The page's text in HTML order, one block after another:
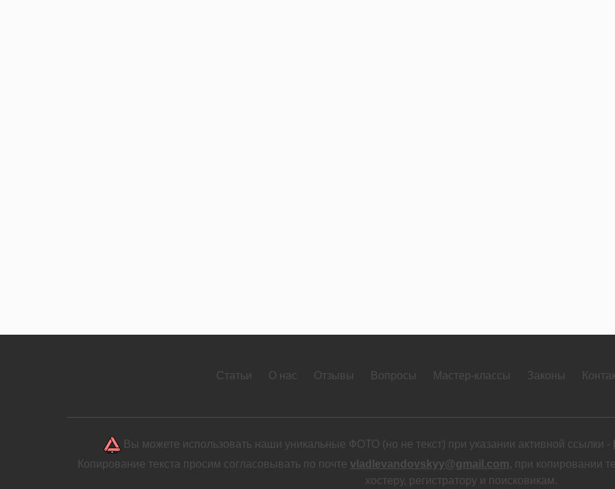
Статьи О нас Отзывы Вопросы Мастер-классы Законы
Вы можете использовать наши уникальные ФОТО (но не текст) при указании активной ссылки -
Копирование текста просим согласовывать по почте vladlevandovskyy@gmail.com, при копировании
хостеру, регистратору и поисковикам.